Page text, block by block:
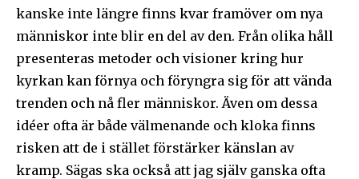
kanske inte längre finns kvar framöver om nya
människor inte blir en del av den. Från olika håll
presenteras metoder och visioner kring hur
kyrkan kan förnya och föryngra sig för att vända
trenden och nå fler människor. Även om dessa
idéer ofta är både välmenande och kloka finns
risken att de i stället förstärker känslan av
kramp. Sägas ska också att jag själv ganska ofta